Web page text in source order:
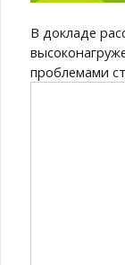
В докладе
проблемами